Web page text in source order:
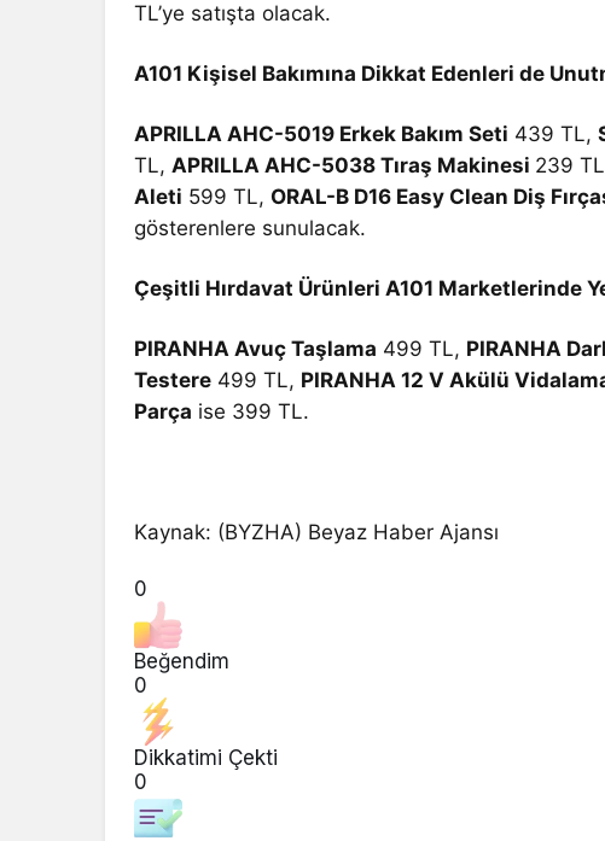
TL’ye satışta olacak.
A101 Kişisel Bakımına Dikkat Edenleri de
APRILLA AHC-5019 Erkek Bakım Seti 439 TL,
TL,APRILLA AHC-5038 Tıraş Makinesi 239
Aleti 599 TL, ORAL-B D16 Easy Clean Diş
gösterenlere sunulacak.
Çeşitli Hırdavat Ürünleri A101 Marketlerinde
PIRANHA Avuç Taşlama 499 TL, PIRANHA
Testere 499 TL, PIRANHA 12 V Akülü
Parça ise 399 TL.
Kaynak: (BYZHA) Beyaz Haber Ajansı
0
Beğendim
0
Dikkatimi Çekti
0